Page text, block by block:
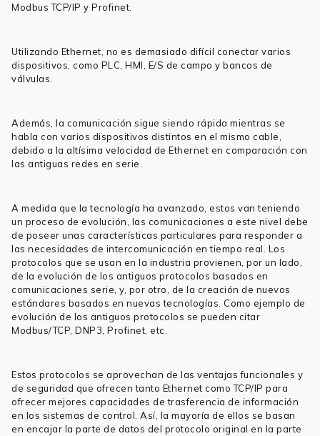
Modbus TCP/IP y Profinet.
Utilizando Ethernet, no es demasiado difícil conectar varios
dispositivos, como PLC, HMI, E/S de campo y bancos de
válvulas.
Además, la comunicación sigue siendo rápida mientras se
habla con varios dispositivos distintos en el mismo cable,
debido a la altísima velocidad de Ethernet en comparación con
las antiguas redes en serie.
A medida que la tecnología ha avanzado, estos van teniendo
un proceso de evolución, las comunicaciones a este nivel debe
de poseer unas características particulares para responder a
las necesidades de intercomunicación en tiempo real. Los
protocolos que se usan en la industria provienen, por un lado,
de la evolución de los antiguos protocolos basados en
comunicaciones serie, y, por otro, de la creación de nuevos
estándares basados en nuevas tecnologías. Como ejemplo de
evolución de los antiguos protocolos se pueden citar
Modbus/TCP, DNP3, Profinet, etc.
Estos protocolos se aprovechan de las ventajas funcionales y
de seguridad que ofrecen tanto Ethernet como TCP/IP para
ofrecer mejores capacidades de trasferencia de información
en los sistemas de control. Así, la mayoría de ellos se basan
en encajar la parte de datos del protocolo original en la parte